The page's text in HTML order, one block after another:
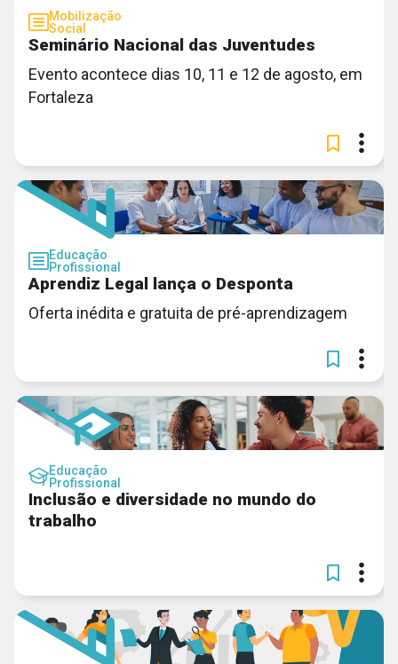
Mobilização
Social
Seminário Nacional das Juventudes
Evento acontece dias 10, 11 e 12 de agosto, em
Fortaleza
Educação
Profissional
Aprendiz Legal lança o Desponta
Oferta inédita e gratuita de pré-aprendizagem
Educação
Profissional
Inclusão e diversidade no mundo do
trabalho